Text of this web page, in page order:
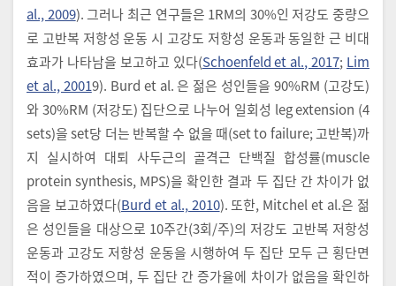
al., 2009). 그러나 최근 연구들은 1RM의 30%인 저강도 중량으
로 고반복 저항성 운동 시 고강도 저항성 운동과 동일한 근 비대
효과가 나타남을 보고하고 있다(Schoenfeld et al., 2017; Lim
et al., 20019). Burd et al. 은 젊은 성인들을 90%RM (고강도)
와 30%RM (저강도) 집단으로 나누어 일회성 leg extension (4
sets)을 set당 더는 반복할 수 없을 때(set to failure; 고반복)까
지 실시하여 대퇴 사두근의 골격근 단백질 합성률(muscle
protein synthesis, MPS)을 확인한 결과 두 집단 간 차이가 없
음을 보고하였다(Burd et al., 2010). 또한, Mitchel et al.은 젊
은 성인들을 대상으로 10주간(3회/주)의 저강도 고반복 저항성
운동과 고강도 저항성 운동을 시행하여 두 집단 모두 근 횡단면
적이 증가하였으며, 두 집단 간 증가율에 차이가 없음을 확인하